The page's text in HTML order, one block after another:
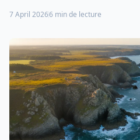
7 April 20266 min de lecture